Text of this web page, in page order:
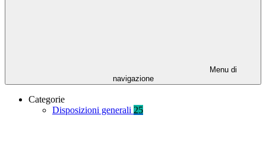
Menu di
navigazione
Categorie
Disposizioni generali 25